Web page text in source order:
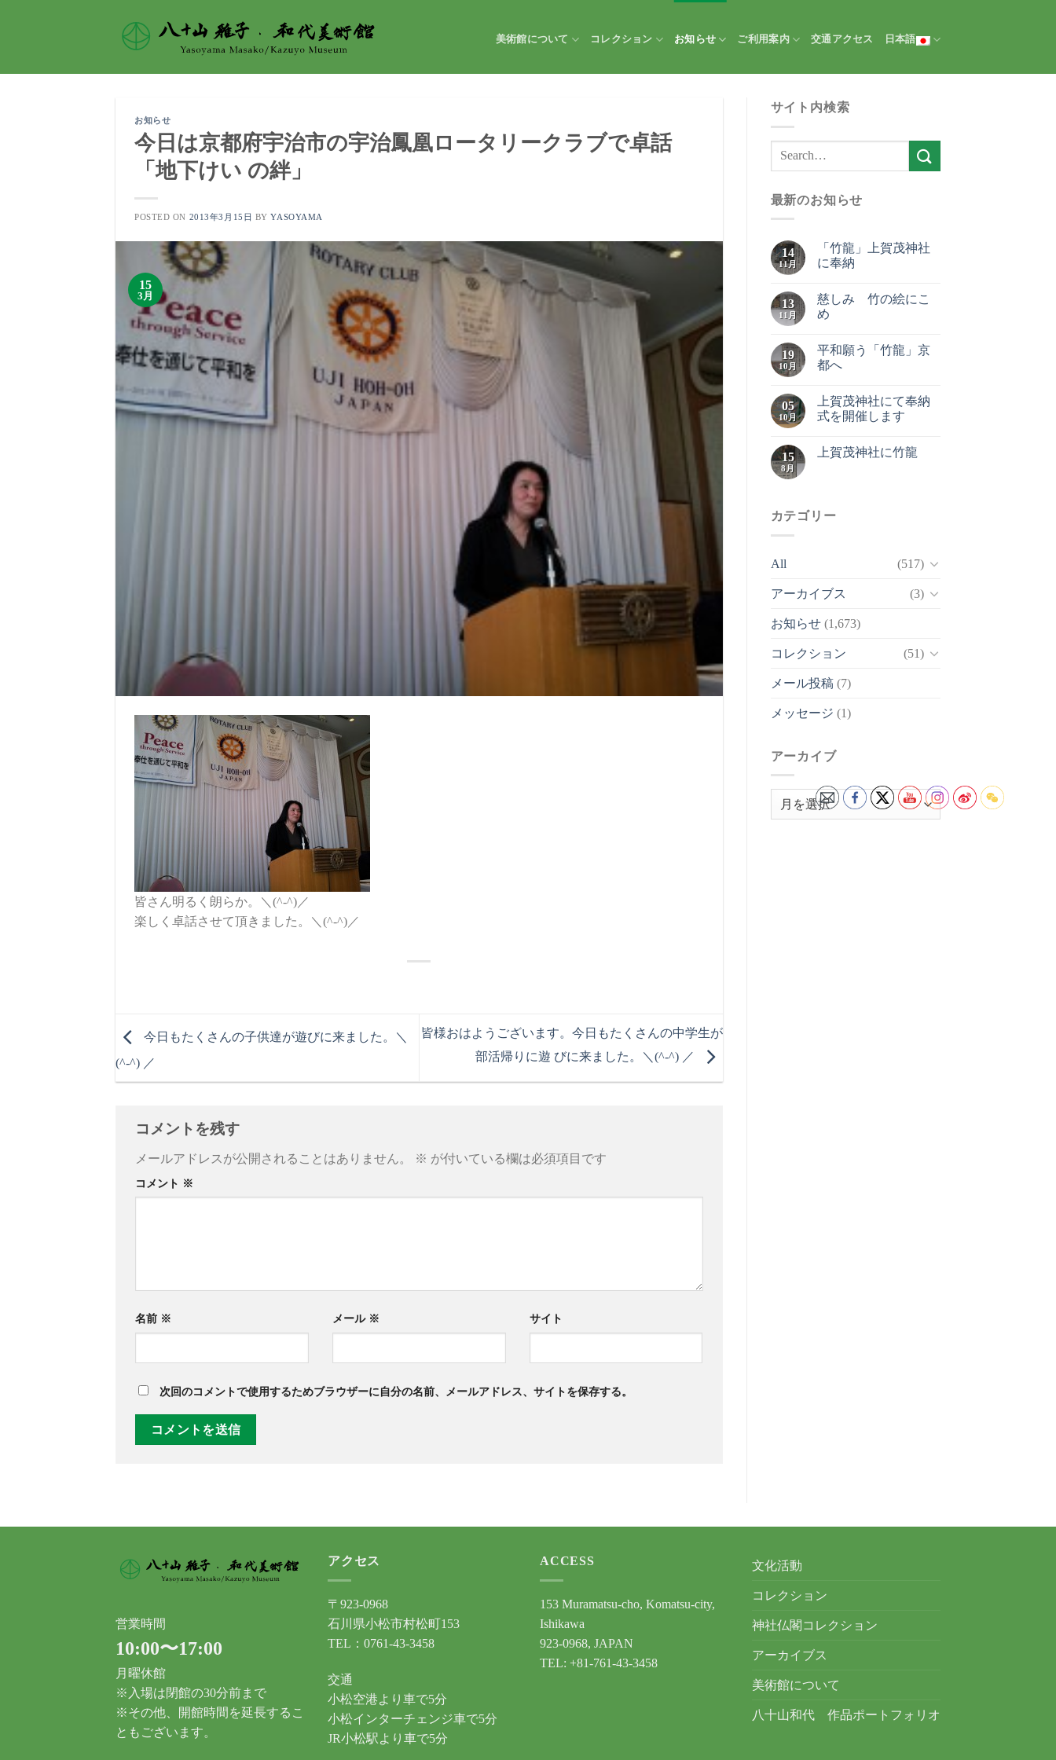
美術館について コレクション お知らせ ご利用案内 交通アクセス 日本語
お知らせ
今日は京都府宇治市の宇治鳳凰ロータリークラブで卓話
「地下けい の絆」
POSTED ON 2013年3月15日 BYYASOYAMA
15
3月
皆さん明るく朗らか。＼(^-^)／
楽しく卓話させて頂きました。＼(^-^)／
今日もたくさんの子供達が遊びに来ました。＼
(^-^) ／
皆様おはようございます。今日もたくさんの中学生が
部活帰りに遊 びに来ました。＼(^-^) ／
コメントを残す
メールアドレスが公開されることはありません。 ※ が付いている欄は必須項目です
コメント ※
名前 ※ メール ※ サイト
次回のコメントで使用するためブラウザーに自分の名前、メールアドレス、サイトを保存する。
サイト内検索
最新のお知らせ
14
11月
「竹龍」上賀茂神社
に奉納
13
11月
慈しみ 竹の絵にこ
め
19
10月
平和願う「竹龍」京
都へ
05
10月
上賀茂神社にて奉納
式を開催します
15
8月
上賀茂神社に竹龍
カテゴリー
All (517)
アーカイブス (3)
お知らせ(1,673)
コレクション (51)
メール投稿(7)
メッセージ (1)
アーカイブ
営業時間
10:00〜17:00
月曜休館
※入場は閉館の30分前まで
※その他、開館時間を延長するこ
ともございます。
アクセス
〒923-0968
石川県小松市村松町153
TEL：0761-43-3458
交通
小松空港より車で5分
小松インターチェンジ車で5分
JR小松駅より車で5分
ACCESS
153 Muramatsu-cho, Komatsu-city,
Ishikawa
923-0968, JAPAN
TEL: +81-761-43-3458
文化活動
コレクション
神社仏閣コレクション
アーカイブス
美術館について
八十山和代 作品ポートフォリオ